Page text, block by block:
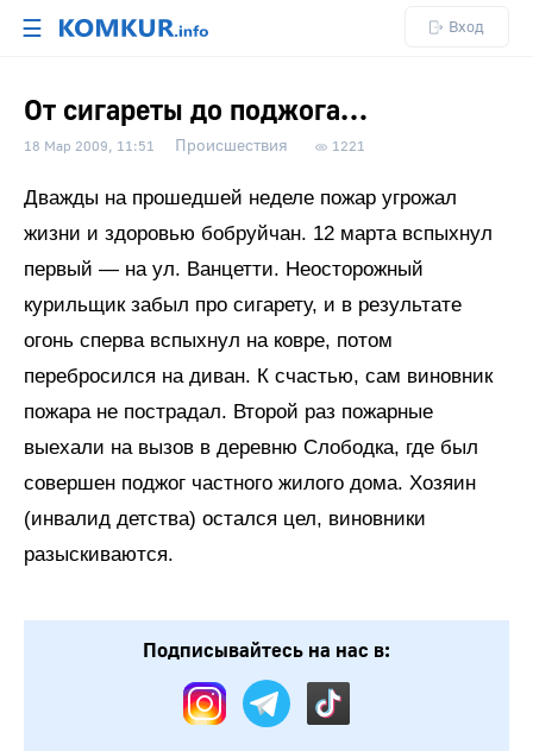
☰ Вход
От сигареты до поджога…
18 Мар 2009, 11:51 Происшествия 1221
Дважды на прошедшей неделе пожар угрожал
жизни и здоровью бобруйчан. 12 марта вспыхнул
первый — на ул. Ванцетти. Неосторожный
курильщик забыл про сигарету, и в результате
огонь сперва вспыхнул на ковре, потом
перебросился на диван. К счастью, сам виновник
пожара не пострадал. Второй раз пожарные
выехали на вызов в деревню Слободка, где был
совершен поджог частного жилого дома. Хозяин
(инвалид детства) остался цел, виновники
разыскиваются.
Подписывайтесь на нас в: